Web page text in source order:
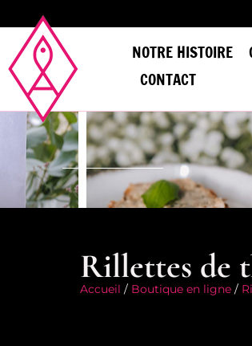
NOTRE HISTOIRE
CONTACT
Rillettes de
Accueil / Boutique en ligne /